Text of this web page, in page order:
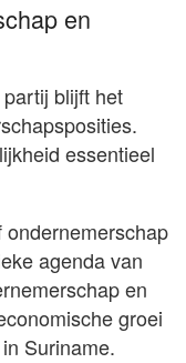
en
blijft het
essentieel
agenda van
en
groei
Suriname.